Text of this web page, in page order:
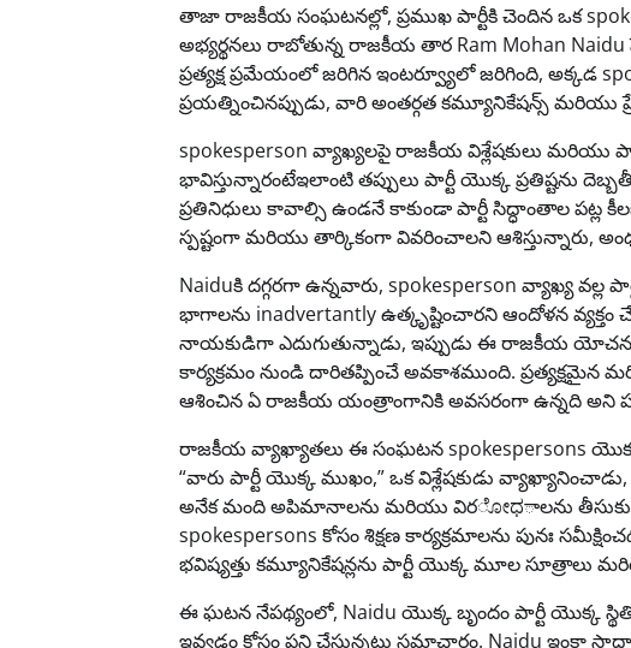
తాజా రాజకీయ సంఘటనల్లో, ప్రముఖ పార్టీకి చెందిన ఒక
అభ్యర్థనలు రాబోతున్న రాజకీయ తార Ram Mohan
ప్రత్యక్ష ప్రమేయంలో జరిగిన ఇంటర్వ్యూలో జరిగింది, అక్కడ
ప్రయత్నించినప్పుడు, వారి అంతర్గత కమ్యూనికేషన్స్
spokesperson వ్యాఖ్యలపై రాజకీయ విశ్లేషకులు
భావిస్తున్నారంటేఇలాంటి తప్పులు పార్టీ యొక్క ప్రతిష్టను
ప్రతినిధులు కావాల్సి ఉండనే కాకుండా పార్టీ సిద్ధాంతాల పట్ల
స్పష్టంగా మరియు తార్కికంగా వివరించాలని ఆశిస్తున్నారు,
Naiduకి దగ్గరగా ఉన్నవారు, spokesperson వ్యాఖ్య వల్ల
భాగాలను inadvertantly ఉత్కృష్టించారని ఆందోళన వ్యక్తం
నాయకుడిగా ఎదుగుతున్నాడు, ఇప్పుడు ఈ రాజకీయ
కార్యక్రమం నుండి దారితప్పించే అవకాశముంది. ప్రత్యక్షమైన
ఆశించిన ఏ రాజకీయ యంత్రాంగానికి అవసరంగా ఉన్నది అని
రాజకీయ వ్యాఖ్యాతలు ఈ సంఘటన spokespersons యొక్క
“వారు పార్టీ యొక్క ముఖం,” ఒక విశ్లేషకుడు
అనేక మంది అపిమానాలను మరియు విరೋಧాలను
spokespersons కోసం శిక్షణ కార్యక్రమాలను పునః
భవిష్యత్తు కమ్యూనికేషన్లను పార్టీ యొక్క మూల సూత్రాలు
ఈ ఘటన నేపథ్యంలో, Naidu యొక్క బృందం పార్టీ యొక్క
ఇవ్వడం కోసం పని చేస్తున్నట్లు సమాచారం. Naidu